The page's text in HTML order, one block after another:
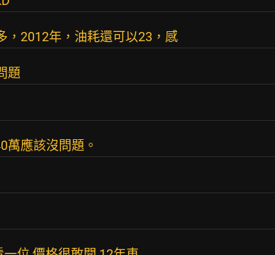
，2012年，油耗還可以23，感
題
萬應該沒問題。